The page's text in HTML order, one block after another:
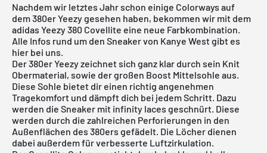
Nachdem wir letztes Jahr schon einige Colorways auf
dem 380er Yeezy gesehen haben, bekommen wir mit dem
adidas Yeezy 380 Covellite eine neue Farbkombination.
Alle Infos rund um den Sneaker von Kanye Westgibt es
hier bei uns.
Der 380er Yeezy zeichnet sich ganz klar durch sein Knit
Obermaterial, sowie der großen Boost Mittelsohle aus.
Diese Sohle bietet dir einen richtig angenehmen
Tragekomfort und dämpft dich bei jedem Schritt. Dazu
werden die Sneaker mit infinity laces geschnürt. Diese
werden durch die zahlreichen Perforierungen in den
Außenflächen des 380ers gefädelt. Die Löcher dienen
dabei außerdem für verbesserte Luftzirkulation.